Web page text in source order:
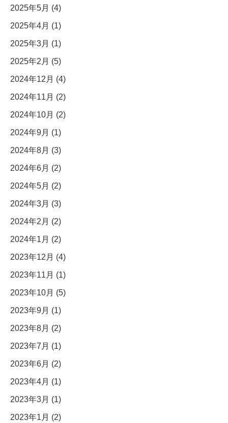
2025年5月 (4)
2025年4月 (1)
2025年3月 (1)
2025年2月 (5)
2024年12月 (4)
2024年11月 (2)
2024年10月 (2)
2024年9月 (1)
2024年8月 (3)
2024年6月 (2)
2024年5月 (2)
2024年3月 (3)
2024年2月 (2)
2024年1月 (2)
2023年12月 (4)
2023年11月 (1)
2023年10月 (5)
2023年9月 (1)
2023年8月 (2)
2023年7月 (1)
2023年6月 (2)
2023年4月 (1)
2023年3月 (1)
2023年1月 (2)